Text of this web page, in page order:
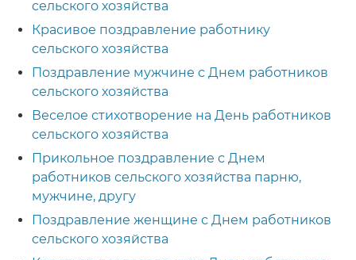
сельского хозяйства
Красивое поздравление работнику
сельского хозяйства
Поздравление мужчине с Днем работников
сельского хозяйства
Веселое стихотворение на День работников
сельского хозяйства
Прикольное поздравление с Днем
работников сельского хозяйства парню,
мужчине, другу
Поздравление женщине с Днем работников
сельского хозяйства